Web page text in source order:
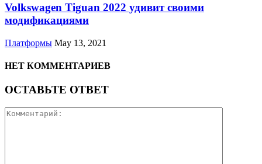
Volkswagen Tiguan 2022 удивит своими
модификациями
Платформы May 13, 2021
НЕТ КОММЕНТАРИЕВ
ОСТАВЬТЕ ОТВЕТ